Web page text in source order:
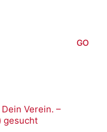
Verein. –
gesucht